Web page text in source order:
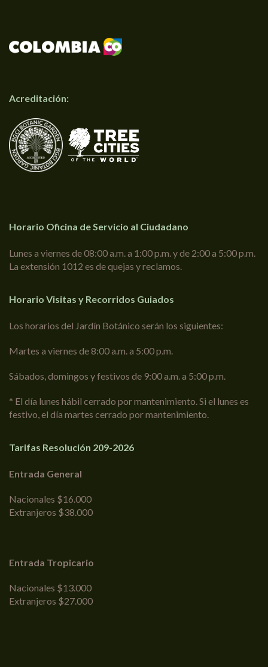
Acreditación:
Horario Oficina de Servicio al Ciudadano
Lunes a viernes de 08:00 a.m. a 1:00 p.m. y de 2:00 a 5:00 p.m.
La extensión 1012 es de quejas y reclamos.
Horario Visitas y Recorridos Guiados
Los horarios del Jardín Botánico serán los siguientes:
Martes a viernes de 8:00 a.m. a 5:00 p.m.
Sábados, domingos y festivos de 9:00 a.m. a 5:00 p.m.
* El día lunes hábil cerrado por mantenimiento. Si el lunes es
festivo, el día martes cerrado por mantenimiento.
Tarifas Resolución 209-2026
Entrada General
Nacionales $16.000
Extranjeros $38.000
Entrada Tropicario
Nacionales $13.000
Extranjeros $27.000